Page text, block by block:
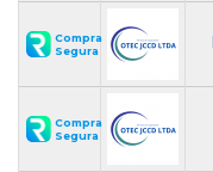
Compra
Segura
Compra
Segura